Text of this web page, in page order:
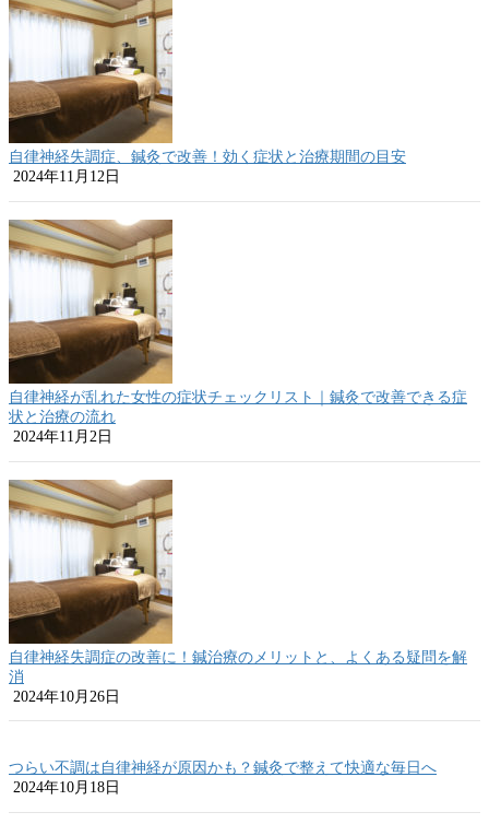
自律神経失調症、鍼灸で改善！効く症状と治療期間の目安
2024年11月12日
自律神経が乱れた女性の症状チェックリスト｜鍼灸で改善できる症
状と治療の流れ
2024年11月2日
自律神経失調症の改善に！鍼治療のメリットと、よくある疑問を解
消
2024年10月26日
つらい不調は自律神経が原因かも？鍼灸で整えて快適な毎日へ
2024年10月18日